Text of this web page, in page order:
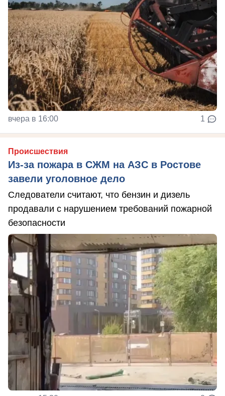
вчера в 16:00 1
Происшествия
Из-за пожара в СЖМ на АЗС в Ростове
завели уголовное дело
Следователи считают, что бензин и дизель
продавали с нарушением требований пожарной
безопасности